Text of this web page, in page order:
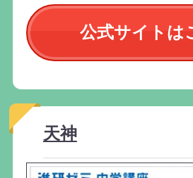
公式サイトは
天神